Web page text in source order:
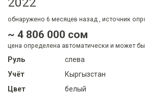
обнаружено 6 месяцев назад , источник
~ 4 806 000 сом
цена определена автоматически и может
Руль
слева
Учёт
Кыргызстан
Цвет
белый